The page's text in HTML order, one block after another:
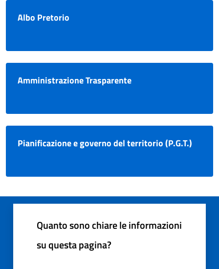
Albo Pretorio
Amministrazione Trasparente
Pianificazione e governo del territorio (P.G.T.)
Quanto sono chiare le informazioni
su questa pagina?